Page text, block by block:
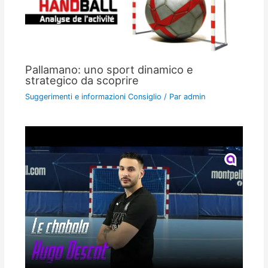
Pallamano: uno sport dinamico e
strategico da scoprire
Suggerimenti e informazioni Consiglio / Par admin